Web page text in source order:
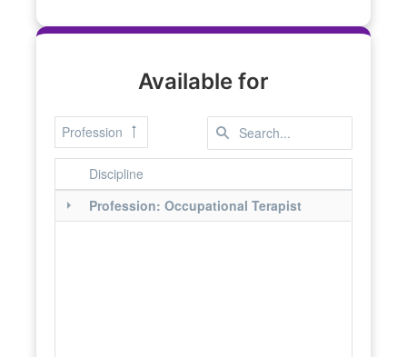
Available for
Profession
Discipline
Profession: Occupational Terapist